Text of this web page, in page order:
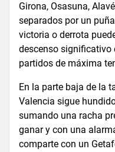
Girona, Osasuna,
separados por un
victoria o derrota
descenso significativo
partidos de máxima
En la parte baja de la
Valencia sigue
sumando una racha
ganar y con una
comparte con un